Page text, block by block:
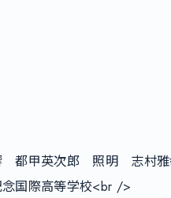
　都甲英次郎　照明　志村
念国際高等学校<br />